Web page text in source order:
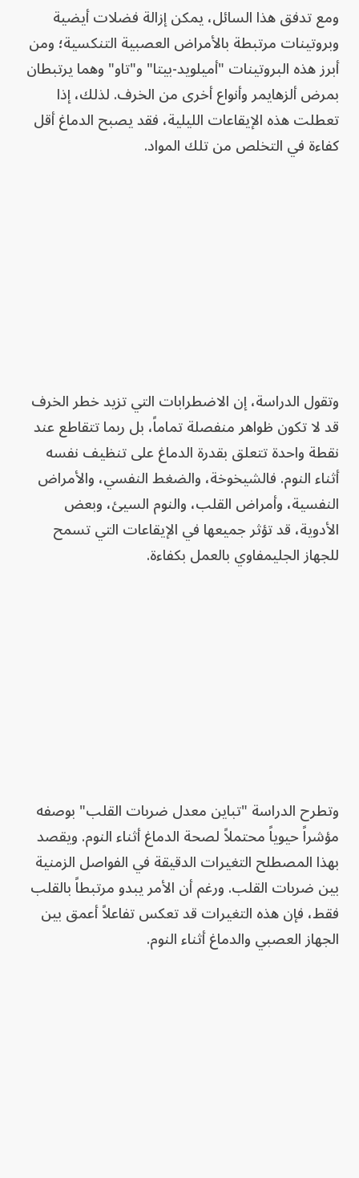
ومع تدفق هذا السائل، يمكن إزالة فضلات أيضية
وبروتينات مرتبطة بالأمراض العصبية التنكسية؛ ومن
أبرز هذه البروتينات "أميلويد-بيتا" و"تاو" وهما يرتبطان
بمرض ألزهايمر وأنواع أخرى من الخرف. لذلك، إذا
تعطلت هذه الإيقاعات الليلية، فقد يصبح الدماغ أقل
كفاءة في التخلص من تلك المواد.
وتقول الدراسة، إن الاضطرابات التي تزيد خطر الخرف
قد لا تكون ظواهر منفصلة تماماً، بل ربما تتقاطع عند
نقطة واحدة تتعلق بقدرة الدماغ على تنظيف نفسه
أثناء النوم. فالشيخوخة، والضغط النفسي، والأمراض
النفسية، وأمراض القلب، والنوم السيئ، وبعض
الأدوية، قد تؤثر جميعها في الإيقاعات التي تسمح
للجهاز الجليمفاوي بالعمل بكفاءة.
وتطرح الدراسة "تباين معدل ضربات القلب" بوصفه
مؤشراً حيوياً محتملاً لصحة الدماغ أثناء النوم. ويقصد
بهذا المصطلح التغيرات الدقيقة في الفواصل الزمنية
بين ضربات القلب. ورغم أن الأمر يبدو مرتبطاً بالقلب
فقط، فإن هذه التغيرات قد تعكس تفاعلاً أعمق بين
الجهاز العصبي والدماغ أثناء النوم.